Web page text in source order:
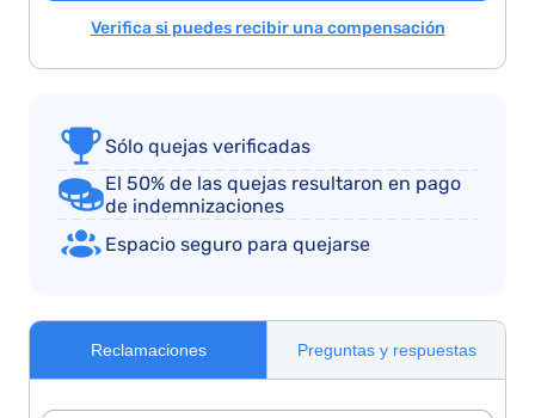
Verifica si puedes recibir una compensación
Sólo quejas verificadas
El 50% de las quejas resultaron en pago
de indemnizaciones
Espacio seguro para quejarse
Reclamaciones Preguntas y respuestas